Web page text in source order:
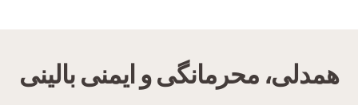
همدلی، محرمانگی و ایمنی بالینی